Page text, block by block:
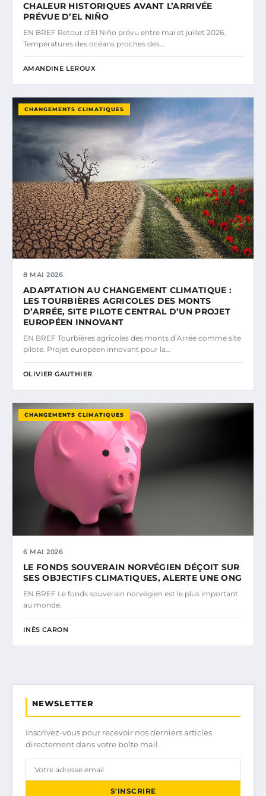
CHALEUR HISTORIQUES AVANT L’ARRIVÉE
PRÉVUE D’EL NIÑO
EN BREF Retour d’El Niño prévu entre mai et juillet 2026.
Températures des océans proches des…
AMANDINE LEROUX
CHANGEMENTS CLIMATIQUES
8 MAI 2026
ADAPTATION AU CHANGEMENT CLIMATIQUE :
LES TOURBIÈRES AGRICOLES DES MONTS
D’ARRÉE, SITE PILOTE CENTRAL D’UN PROJET
EUROPÉEN INNOVANT
EN BREF Tourbières agricoles des monts d’Arrée comme site
pilote. Projet européen innovant pour la…
OLIVIER GAUTHIER
CHANGEMENTS CLIMATIQUES
6 MAI 2026
LE FONDS SOUVERAIN NORVÉGIEN DÉÇOIT SUR
SES OBJECTIFS CLIMATIQUES, ALERTE UNE ONG
EN BREF Le fonds souverain norvégien est le plus important
au monde.
INÈS CARON
NEWSLETTER
Inscrivez-vous pour recevoir nos derniers articles
directement dans votre boîte mail.
S'INSCRIRE